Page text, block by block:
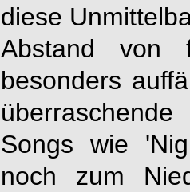
diese
Abstand von
besonders
Songs wie
noch zum